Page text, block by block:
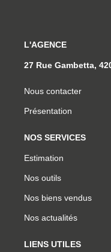
L'AGENCE
27 Rue Gambetta,
Nous contacter
Présentation
NOS SERVICES
Estimation
Nos outils
Nos biens vendus
Nos actualités
LIENS UTILES